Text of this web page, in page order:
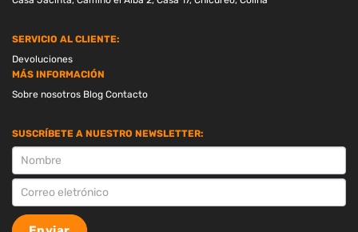
SERVICIO AL CLIENTE:
Devoluciones
MÁS INFORMACIÓN
Sobre nosotros Blog Contacto
SUSCRÍBETE A NUESTRO NEWSLETTER:
SUSCRIPCION